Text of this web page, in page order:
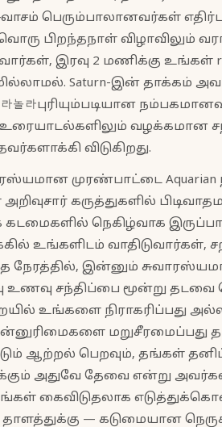
பெரும்பாலானவர்கள்
பிறந்தநாள் விழாவிலும்
இரவு 2 மணிக்கு உங்கள்
Saturn-இன் தாக்கம்
라놀라புரியும்படியான
உரையாடல்களிலும் வழக்கமான
விடுகிறது.
முரண்பாட்டை Aquarian
கருத்துகளில்
நெகிழ்வாக
உங்களிடம் வாதிடுவார்கள்,
நேரத்தில், இன்னும்
உணவு சந்திப்பை மூன்று தடவை
உங்களை நிராகரிப்பது
மறுசீரமைப்பது
ஆற்றல் பெறவும், தங்கள்
அதுவே தேவை என்று
கைவிடுதலாக
— கடுமையான